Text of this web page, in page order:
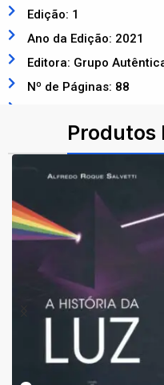
Edição: 1
Ano da Edição: 2021
Editora: Grupo
Nº de Páginas: 88
Produtos